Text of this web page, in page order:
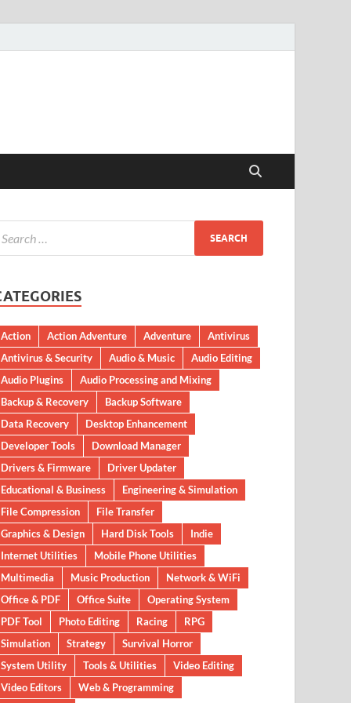
Action Action Adventure Adventure
Antivirus
Antivirus & Security
Audio & Music
Audio Editing
Audio Plugins
Audio Processing and Mixing
Backup & Recovery
Backup Software
Data Recovery
Desktop Enhancement
Developer Tools
Download Manager
Drivers & Firmware
Driver Updater
Educational & Business
Engineering & Simulation
File Compression
File Transfer
Graphics & Design
Hard Disk Tools
Indie
Internet Utilities
Mobile Phone Utilities
Multimedia
Music Production
Network & WiFi
Office & PDF
Office Suite
Operating System
PDF Tool
Photo Editing Racing
RPG
Simulation
Strategy
Survival Horror
System Utility
Tools & Utilities
Video Editing
Video Editors
Web & Programming